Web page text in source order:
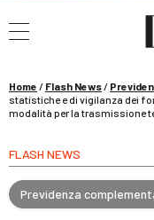
Pignoramento
Home / Flash News/
statistiche e di vigilanza dei
modalità per la trasmissione
FLASH NEWS
Previdenza